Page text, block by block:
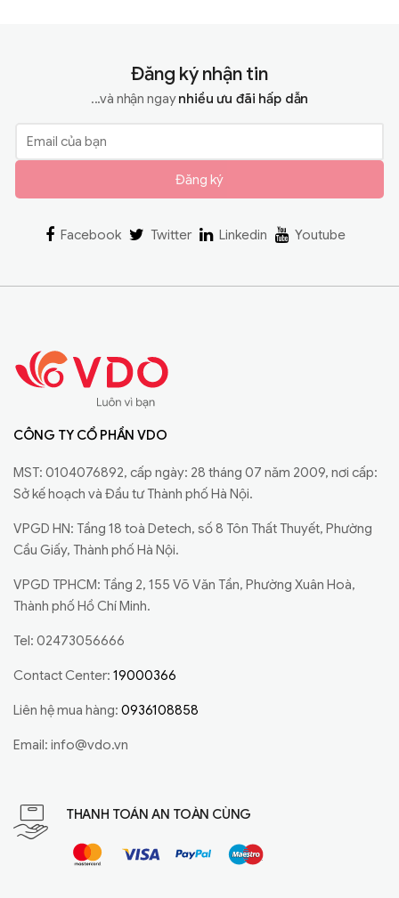
Đăng ký nhận tin
...và nhận ngaynhiều ưu đãi hấp dẫn
Đăng ký
Facebook Twitter Linkedin Youtube
CÔNG TY CỔ PHẦN VDO
MST: 0104076892, cấp ngày: 28 tháng 07 năm 2009, nơi cấp:
Sở kế hoạch và Đầu tư Thành phố Hà Nội.
VPGD HN: Tầng 18 toà Detech, số 8 Tôn Thất Thuyết, Phường
Cầu Giấy, Thành phố Hà Nội.
VPGD TPHCM: Tầng 2, 155 Võ Văn Tần, Phường Xuân Hoà,
Thành phố Hồ Chí Minh.
Tel: 02473056666
Contact Center: 19000366
Liên hệ mua hàng: 0936108858
Email: info@vdo.vn
THANH TOÁN AN TOÀN CÙNG